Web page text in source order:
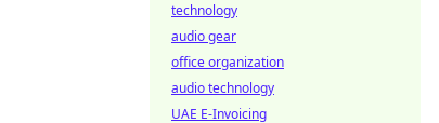
technology
audio gear
office organization
audio technology
UAE E-Invoicing